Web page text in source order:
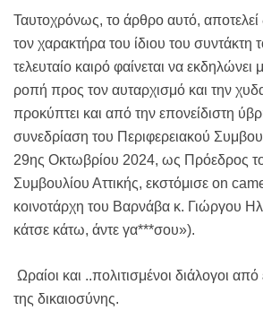
Ταυτοχρόνως, το άρθρο αυτό, αποτελεί
τον χαρακτήρα του ίδιου του συντάκτη
τελευταίο καιρό φαίνεται να εκδηλώνει
ροπή προς τον αυταρχισμό και την
προκύπτει και από την επονείδιστη
συνεδρίαση του Περιφερειακού
29ης Οκτωβρίου 2024, ως Πρόεδρος
Συμβουλίου Αττικής, εκστόμισε on
κοινοτάρχη του Βαρνάβα κ. Γιώργου
κάτσε κάτω, άντε γα***σου»).
Ωραίοι και ..πολιτισμένοι διάλογοι
της δικαιοσύνης.